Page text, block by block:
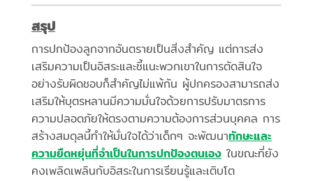
สรุป
การปกป้องลูกจากอันตรายเป็นสิ่งสำคัญ แต่การส่ง
เสริมความเป็นอิสระและชี้แนะพวกเขาในการตัดสินใจ
อย่างรับผิดชอบก็สำคัญไม่แพ้กัน ผู้ปกครองสามารถส่ง
เสริมให้บุตรหลานมีความมั่นใจด้วยการปรับมาตรการ
ความปลอดภัยให้ตรงตามความต้องการส่วนบุคคล การ
สร้างสมดุลนี้ทำให้มั่นใจได้ว่าเด็กๆ จะพัฒนาทักษะและ
ความยืดหยุ่นที่จำเป็นในการปกป้องตนเอง ในขณะที่ยัง
คงเพลิดเพลินกับอิสระในการเรียนรู้และเติบโต